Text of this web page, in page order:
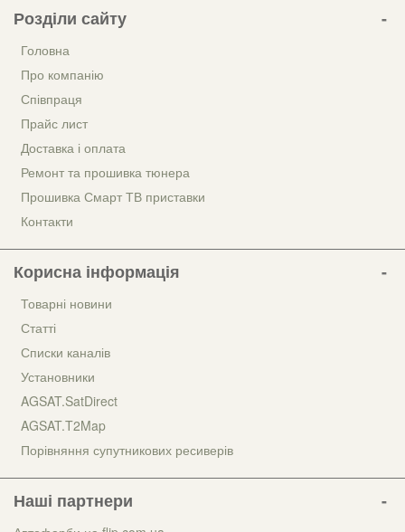
Розділи сайту
Головна
Про компанію
Співпраця
Прайс лист
Доставка і оплата
Ремонт та прошивка тюнера
Прошивка Смарт ТВ приставки
Контакти
Корисна інформація
Товарні новини
Статті
Списки каналів
Установники
AGSAT.SatDirect
AGSAT.T2Map
Порівняння супутникових ресиверів
Наші партнери